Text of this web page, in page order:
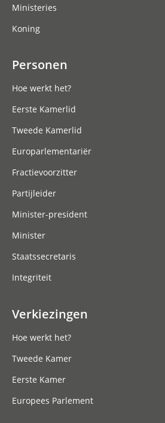
Ministeries
Koning
Personen
Hoe werkt het?
Eerste Kamerlid
Tweede Kamerlid
Europarlementariër
Fractievoorzitter
Partijleider
Minister-president
Minister
Staatssecretaris
Integriteit
Verkiezingen
Hoe werkt het?
Tweede Kamer
Eerste Kamer
Europees Parlement